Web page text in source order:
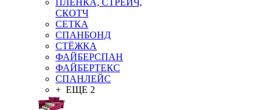
ПЛЁНКА, СТРЕЙЧ,
СКОТЧ
СЕТКА
СПАНБОНД
СТЁЖКА
ФАЙБЕРСПАН
ФАЙБЕРТЕКС
СПАНЛЕЙС
+ ЕЩЕ 2